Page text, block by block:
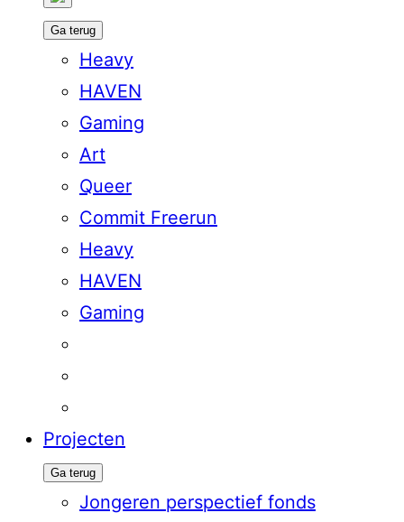
Ga terug
Heavy
HAVEN
Gaming
Art
Queer
Commit Freerun
Heavy
HAVEN
Gaming
Projecten
Ga terug
Jongeren perspectief fonds